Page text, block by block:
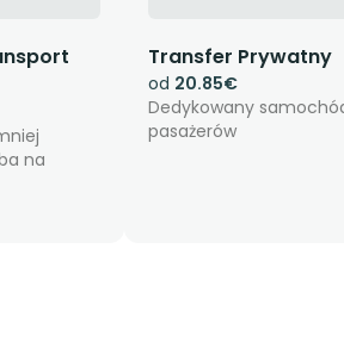
na
Transfer Prywatny
od 20.85€
Dedykowany
pasażerów